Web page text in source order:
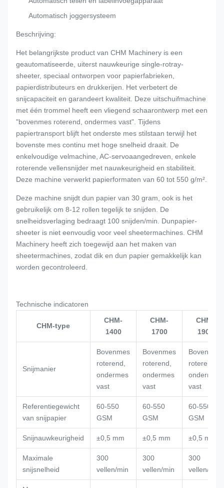
Automatisch joggersysteem
Beschrijving:
Het belangrijkste product van CHM Machinery is een
geautomatiseerde, uiterst nauwkeurige single-rotray-
sheeter, speciaal ontworpen voor papierfabrieken,
papierdistributeurs en drukkerijen. Het verbetert de
snijcapaciteit en garandeert kwaliteit. Deze uitschuifmachine
met één trommel heeft een vliegend schaarontwerp met een
"bovenmes roterend, ondermes vast". Tijdens
papiertransport blijft het onderste mes stilstaan ​​terwijl het
bovenste mes continu met hoge snelheid draait. De
enkelvoudige velmachine, AC-servoaangedreven, enkele
roterende vellensnijder met nauwkeurigheid en stabiliteit.
Deze machine verwerkt papierformaten van 60 tot 550 g/m².
Deze machine snijdt dun papier van 30 gram, ook is het
gebruikelijk om 8-12 rollen tegelijk te snijden. De
snelheidsverlaging bedraagt ​​100 snijden/min. Dunpapier-
sheeter is niet eenvoudig voor veel sheetermachines. CHM
Machinery heeft zich toegewijd aan het maken van
sheetermachines, zodat dik en dun papier gemakkelijk kan
worden gecontroleerd.
Technische indicatoren
CHM-type
CHM-
1400
CHM-
1700
CHM-
1900
Snijmanier
Bovenmes
roterend,
ondermes
vast
Bovenmes
roterend,
ondermes
vast
Bovenmes
roterend,
ondermes
vast
Referentiegewicht
van snijpapier
60-550
GSM
60-550
GSM
60-550
GSM
Snijnauwkeurigheid ±0,5 mm ±0,5 mm ±0,5 mm
Maximale
snijsnelheid
300
vellen/min
300
vellen/min
300
vellen/min